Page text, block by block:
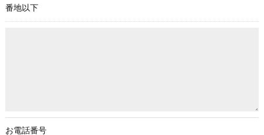
ご本人である事を確認のうえ、対応させて頂きます。
個人情報の開示･訂正･削除・利用停止の具体的手続きにつきま
番地以下
お電話番号